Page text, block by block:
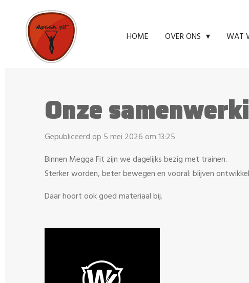
direct
HOME OVER ONS WAT
Onze
Gepubliceerd op 5 mei 2026 om 13:25
Binnen Megga Fit zijn we dagelijks bezig met trainen.
Sterker worden, beter bewegen en vooral: blijven
Daar hoort ook goed materiaal bij.